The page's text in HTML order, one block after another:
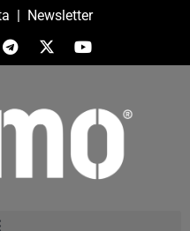
| Newsletter